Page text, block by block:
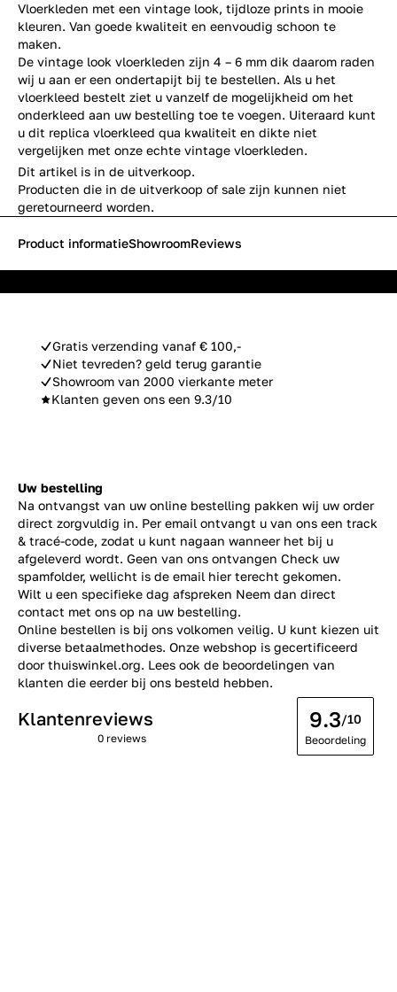
Vloerkleden met een vintage look, tijdloze prints in mooie
kleuren. Van goede kwaliteit en eenvoudig schoon te
maken.
De vintage look vloerkleden zijn 4 – 6 mm dik daarom raden
wij u aan er een ondertapijt bij te bestellen. Als u het
vloerkleed bestelt ziet u vanzelf de mogelijkheid om het
onderkleed aan uw bestelling toe te voegen. Uiteraard kunt
u dit replica vloerkleed qua kwaliteit en dikte niet
vergelijken met onze echte vintage vloerkleden.
Dit artikel is in de uitverkoop.
Producten die in de uitverkoop of sale zijn kunnen niet
geretourneerd worden.
Gratis verzending vanaf € 100,-
Niet tevreden? geld terug garantie
Showroom van 2000 vierkante meter
Klanten geven ons een 9.3/10
Product informatieShowroomReviews
Uw bestelling
Na ontvangst van uw online bestelling pakken wij uw order
direct zorgvuldig in. Per email ontvangt u van ons een track
& tracé-code, zodat u kunt nagaan wanneer het bij u
afgeleverd wordt. Geen van ons ontvangen Check uw
spamfolder, wellicht is de email hier terecht gekomen.
Wilt u een specifieke dag afspreken Neem dan direct
contact met ons op na uw bestelling.
Online bestellen is bij ons volkomen veilig. U kunt kiezen uit
diverse betaalmethodes. Onze webshop is gecertificeerd
door thuiswinkel.org. Lees ook de beoordelingen van
klanten die eerder bij ons besteld hebben.
Klantenreviews
0 reviews
9.3/10
Beoordeling